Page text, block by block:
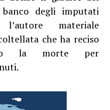
banco degli imputati
materiale
che ha reciso
la morte per